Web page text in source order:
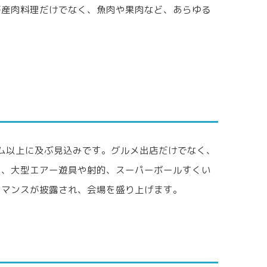
肉料理だけでなく、魚肉や果肉など、あらゆる
上に及ぶ見込みです。グルメ出店だけでなく、
大型エアー遊具や射的、スーパーボールすくい
ンスが披露され、会場を盛り上げます。